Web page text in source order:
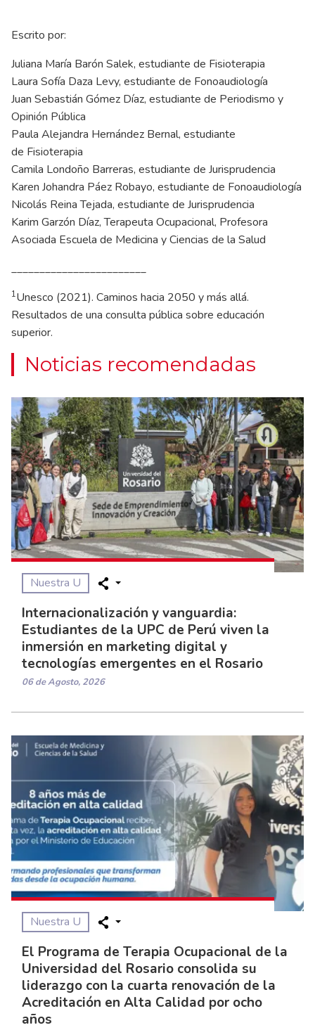
Escrito por:
Juliana María Barón Salek, estudiante de Fisioterapia
Laura Sofía Daza Levy, estudiante de Fonoaudiología
Juan Sebastián Gómez Díaz, estudiante de Periodismo y
Opinión Pública
Paula Alejandra Hernández Bernal, estudiante
de Fisioterapia
Camila Londoño Barreras, estudiante de Jurisprudencia
Karen Johandra Páez Robayo, estudiante de Fonoaudiología
Nicolás Reina Tejada, estudiante de Jurisprudencia
Karim Garzón Díaz, Terapeuta Ocupacional, Profesora
Asociada Escuela de Medicina y Ciencias de la Salud
________________________
1Unesco (2021). Caminos hacia 2050 y más allá.
Resultados de una consulta pública sobre educación
superior.
Noticias recomendadas
Nuestra U
Internacionalización y vanguardia:
Estudiantes de la UPC de Perú viven la
inmersión en marketing digital y
tecnologías emergentes en el Rosario
06 de Agosto, 2026
Nuestra U
El Programa de Terapia Ocupacional de la
Universidad del Rosario consolida su
liderazgo con la cuarta renovación de la
Acreditación en Alta Calidad por ocho
años